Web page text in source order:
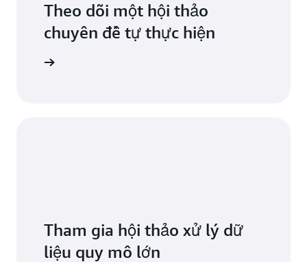
Theo dõi một hội thảo
chuyên đề tự thực hiện
Tham gia hội thảo xử lý dữ
liệu quy mô lớn